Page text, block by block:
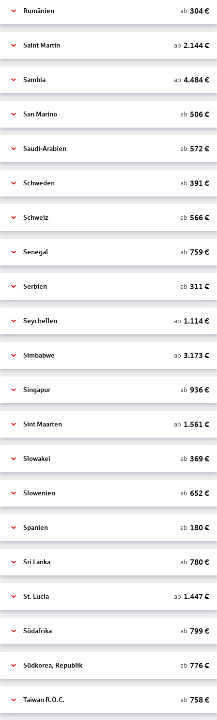
Rumänien ab 304€
Saint Martin ab 2.144€
Sambia ab 4.484€
San Marino ab 506€
Saudi-Arabien ab 572 €
Schweden ab 391 €
Schweiz ab 566€
Senegal ab 759€
Serbien ab 311 €
Seychellen ab 1.114€
Simbabwe ab 3.173 €
Singapur ab 936€
Sint Maarten ab 1.561 €
Slowakei ab 369€
Slowenien ab 652 €
Spanien ab 180€
Sri Lanka ab 780€
St. Lucia ab 1.447 €
Südafrika ab 799€
Südkorea, Republik ab 776€
Taiwan R.O.C. ab 758€